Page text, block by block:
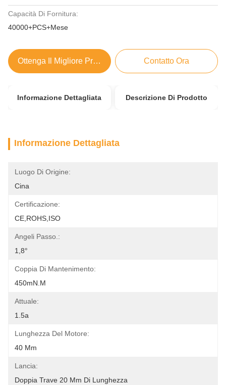
Capacità Di Fornitura:
40000+PCS+Mese
Ottenga Il Migliore Prezzo Contatto Ora
Informazione Dettagliata Descrizione Di Prodotto
Informazione Dettagliata
Luogo Di Origine:
Cina
Certificazione:
CE,ROHS,ISO
Angeli Passo.:
1,8°
Coppia Di Mantenimento:
450mN.m
Attuale:
1.5a
Lunghezza Del Motore:
40 Mm
Lancia:
Doppia Trave 20 Mm Di Lunghezza